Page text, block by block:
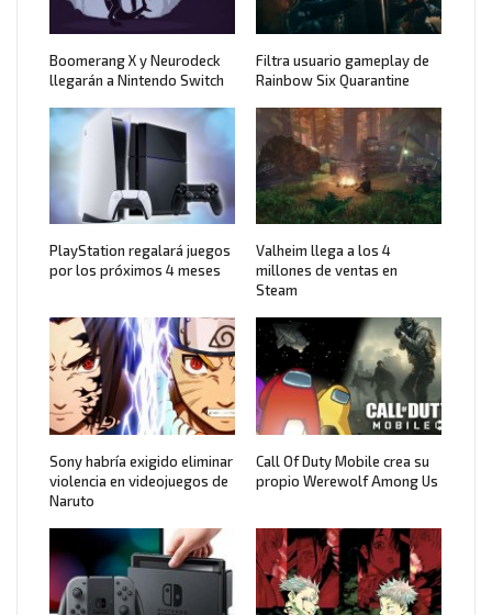
Boomerang X y Neurodeck
llegarán a Nintendo Switch
Filtra usuario gameplay de
Rainbow Six Quarantine
PlayStation regalará juegos
por los próximos 4 meses
Valheim llega a los 4
millones de ventas en
Steam
Sony habría exigido eliminar
violencia en videojuegos de
Naruto
Call Of Duty Mobile crea su
propio Werewolf Among Us